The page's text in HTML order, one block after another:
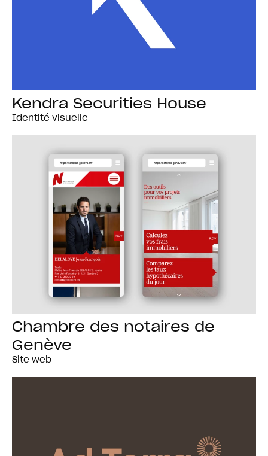
Kendra Securities House
Identité visuelle
Chambre des notaires de
Genève
Site web